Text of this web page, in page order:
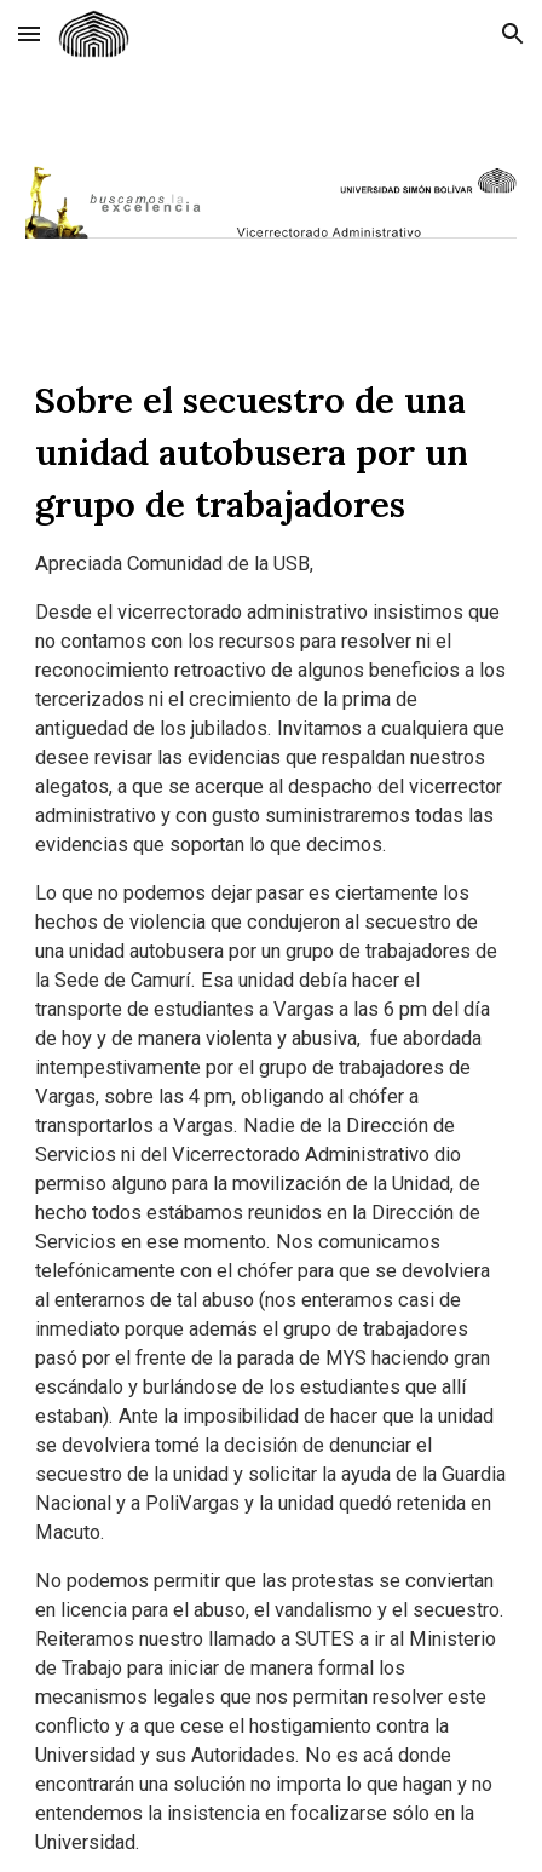
Skip to main content Skip to navigation
Sobre el secuestro de una
unidad autobusera por un
grupo de trabajadores
Apreciada Comunidad de la USB,
Desde el vicerrectorado administrativo insistimos que
no contamos con los recursos para resolver ni el
reconocimiento retroactivo de algunos beneficios a los
tercerizados ni el crecimiento de la prima de
antiguedad de los jubilados. Invitamos a cualquiera que
desee revisar las evidencias que respaldan nuestros
alegatos, a que se acerque al despacho del vicerrector
administrativo y con gusto suministraremos todas las
evidencias que soportan lo que decimos.
Lo que no podemos dejar pasar es ciertamente los
hechos de violencia que condujeron al secuestro de
una unidad autobusera por un grupo de trabajadores de
la Sede de Camurí. Esa unidad debía hacer el
transporte de estudiantes a Vargas a las 6 pm del día
de hoy y de manera violenta y abusiva, fue abordada
intempestivamente por el grupo de trabajadores de
Vargas, sobre las 4 pm, obligando al chófer a
transportarlos a Vargas. Nadie de la Dirección de
Servicios ni del Vicerrectorado Administrativo dio
permiso alguno para la movilización de la Unidad, de
hecho todos estábamos reunidos en la Dirección de
Servicios en ese momento. Nos comunicamos
telefónicamente con el chófer para que se devolviera
al enterarnos de tal abuso (nos enteramos casi de
inmediato porque además el grupo de trabajadores
pasó por el frente de la parada de MYS haciendo gran
escándalo y burlándose de los estudiantes que allí
estaban). Ante la imposibilidad de hacer que la unidad
se devolviera tomé la decisión de denunciar el
secuestro de la unidad y solicitar la ayuda de la Guardia
Nacional y a PoliVargas y la unidad quedó retenida en
Macuto.
No podemos permitir que las protestas se conviertan
en licencia para el abuso, el vandalismo y el secuestro.
Reiteramos nuestro llamado a SUTES a ir al Ministerio
de Trabajo para iniciar de manera formal los
mecanismos legales que nos permitan resolver este
conflicto y a que cese el hostigamiento contra la
Universidad y sus Autoridades. No es acá donde
encontrarán una solución no importa lo que hagan y no
entendemos la insistencia en focalizarse sólo en la
Universidad.